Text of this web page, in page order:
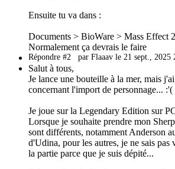
Ensuite tu va dans :
Documents > BioWare > Mass Effect
Normalement ça devrais le faire
Répondre #2 par Flaaav le 21 sept., 2025
Salut à tous,
Je lance une bouteille à la mer, mais
concernant l'import de personnage... :'(
Je joue sur la Legendary Edition sur
Lorsque je souhaite prendre mon
sont différents, notamment Anderson
d'Udina, pour les autres, je ne sais pas
la partie parce que je suis dépité...